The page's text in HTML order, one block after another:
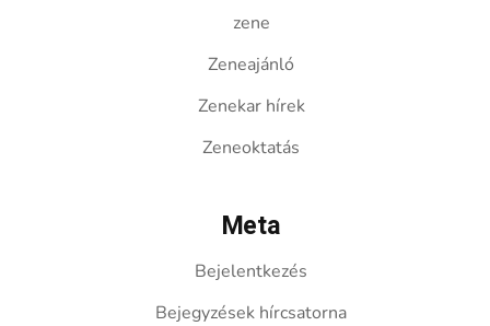
zene
Zeneajánló
Zenekar hírek
Zeneoktatás
Meta
Bejelentkezés
Bejegyzések hírcsatorna